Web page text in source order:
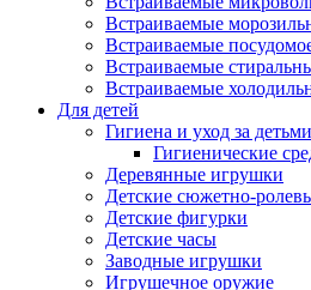
Встраиваемые
Встраиваемые
Встраиваемые
Встраиваемые
Для детей
Гигиена и уход за детьми
Гигиенические
Деревянные игрушки
Детские сюжетно-
Детские фигурки
Детские часы
Заводные игрушки
Игрушечное оружие